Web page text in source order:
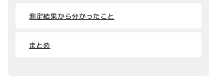
測定結果から分かったこと
まとめ